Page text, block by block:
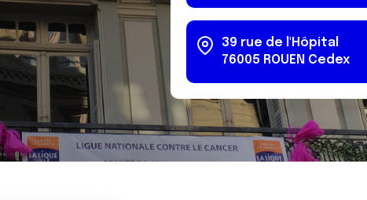
39 rue de l'Hôpital
76005 ROUEN Cedex